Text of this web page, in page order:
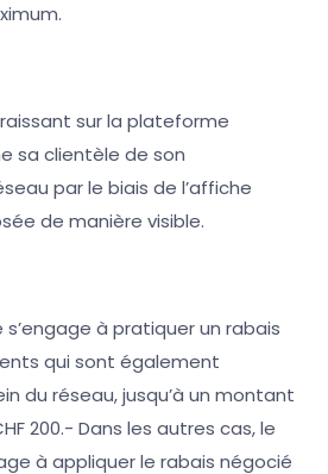
sur la plateforme
sa clientèle de son
par le biais de l’affiche
de manière visible.
à pratiquer un rabais
qui sont également
du réseau, jusqu’à un montant
200.- Dans les autres cas, le
à appliquer le rabais négocié